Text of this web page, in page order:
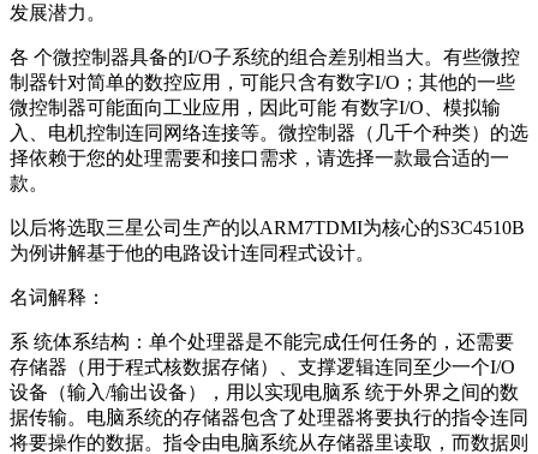
发展潜力。
各 个微控制器具备的I/O子系统的组合差别相当大。有些微控
制器针对简单的数控应用，可能只含有数字I/O；其他的一些
微控制器可能面向工业应用，因此可能 有数字I/O、模拟输
入、电机控制连同网络连接等。微控制器（几千个种类）的选
择依赖于您的处理需要和接口需求，请选择一款最合适的一
款。
以后将选取三星公司生产的以ARM7TDMI为核心的S3C4510B
为例讲解基于他的电路设计连同程式设计。
名词解释：
系 统体系结构：单个处理器是不能完成任何任务的，还需要
存储器（用于程式核数据存储）、支撑逻辑连同至少一个I/O
设备（输入/输出设备），用以实现电脑系 统于外界之间的数
据传输。电脑系统的存储器包含了处理器将要执行的指令连同
将要操作的数据。指令由电脑系统从存储器里读取，而数据则